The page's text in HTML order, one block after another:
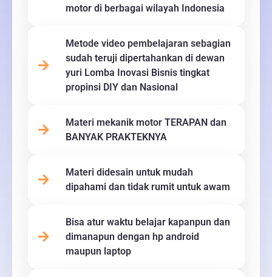
motor di berbagai wilayah Indonesia
Metode video pembelajaran sebagian
sudah teruji dipertahankan di dewan
yuri Lomba Inovasi Bisnis tingkat
propinsi DIY dan Nasional
Materi mekanik motor TERAPAN dan
BANYAK PRAKTEKNYA
Materi didesain untuk mudah
dipahami dan tidak rumit untuk awam
Bisa atur waktu belajar kapanpun dan
dimanapun dengan hp android
maupun laptop